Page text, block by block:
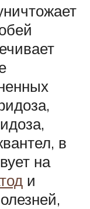
в
на
и